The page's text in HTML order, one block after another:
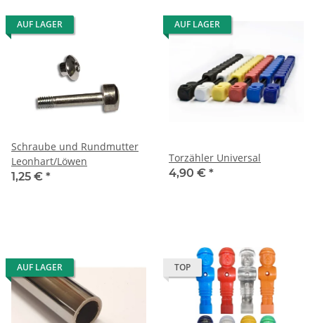
AUF LAGER
Schraube und Rundmutter
Leonhart/Löwen
1,25 € *
AUF LAGER
Torzähler Universal
4,90 € *
AUF LAGER TOP